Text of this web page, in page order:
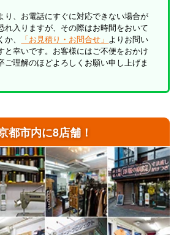
都市内に8店舗！
り、お電話にすぐに対応できない場合が
れ入りますが、その際はお時間をおいて
、
「お見積り・お問合せ」 よりお問い
と幸いです。お客様にはご不便をおかけ
ご理解のほどよろしくお願い申し上げま